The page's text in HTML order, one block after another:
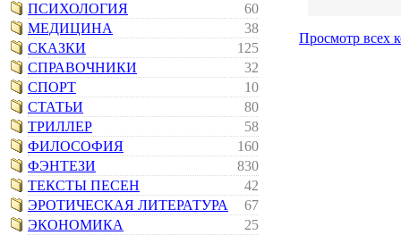
ПСИХОЛОГИЯ
60
МЕДИЦИНА
38
СКАЗКИ
125
СПРАВОЧНИКИ
32
СПОРТ
10
СТАТЬИ
80
ТРИЛЛЕР
58
ФИЛОСОФИЯ
160
ФЭНТЕЗИ
830
ТЕКСТЫ ПЕСЕН
42
ЭРОТИЧЕСКАЯ ЛИТЕРАТУРА
67
ЭКОНОМИКА
25
Просмотр всех